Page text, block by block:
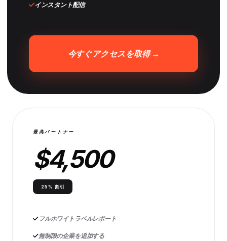
インスタント配信
今すぐアクセスを取得 →
最高パートナー
$4,500
25% 割引
フルホワイトラベルレポート
無制限の企業を追加する